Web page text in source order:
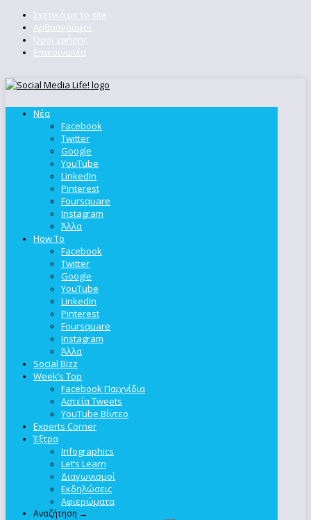
Σχετικά με το site
Αρθρογράφοι
Όροι χρήσης
Επικοινωνία
Νέα
Facebook
Twitter
Google
YouTube
LinkedIn
Pinterest
Foursquare
Instagram
Άλλα
How To
Facebook
Twitter
Google
YouTube
LinkedIn
Pinterest
Foursquare
Instagram
Άλλα
Social Bizz
Week’s Top
Facebook Παιχνίδια
Αστεία Tweets
YouTube Βίντεο
Experts Corner
Έξτρα
Infographics
Let’s Learn
Διαγωνισμοί
Εκδηλώσεις
Αφιερώματα
Αναζήτηση →